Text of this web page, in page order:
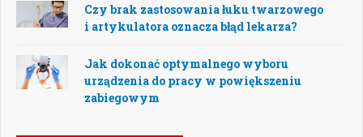
Czy brak zastosowania łuku twarzowego
i artykulatora oznacza błąd lekarza?
Jak dokonać optymalnego wyboru
urządzenia do pracy w powiększeniu
zabiegowym